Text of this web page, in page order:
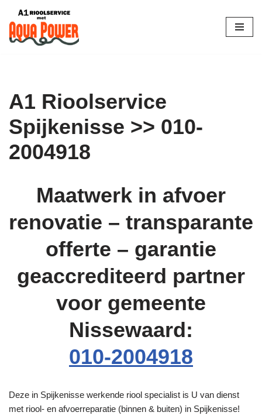
Skip
to
A1 Rioolservice
Spijkenisse >> 010-
2004918
Maatwerk in afvoer
renovatie – transparante
offerte – garantie
geaccrediteerd partner
voor gemeente
Nissewaard:
010-2004918
Deze in Spijkenisse werkende riool specialist is U van dienst
met riool- en afvoerreparatie (binnen & buiten) in Spijkenisse!